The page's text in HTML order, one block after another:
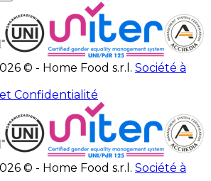
© - Home Food s.r.l. Société à
Confidentialité
© - Home Food s.r.l. Société à